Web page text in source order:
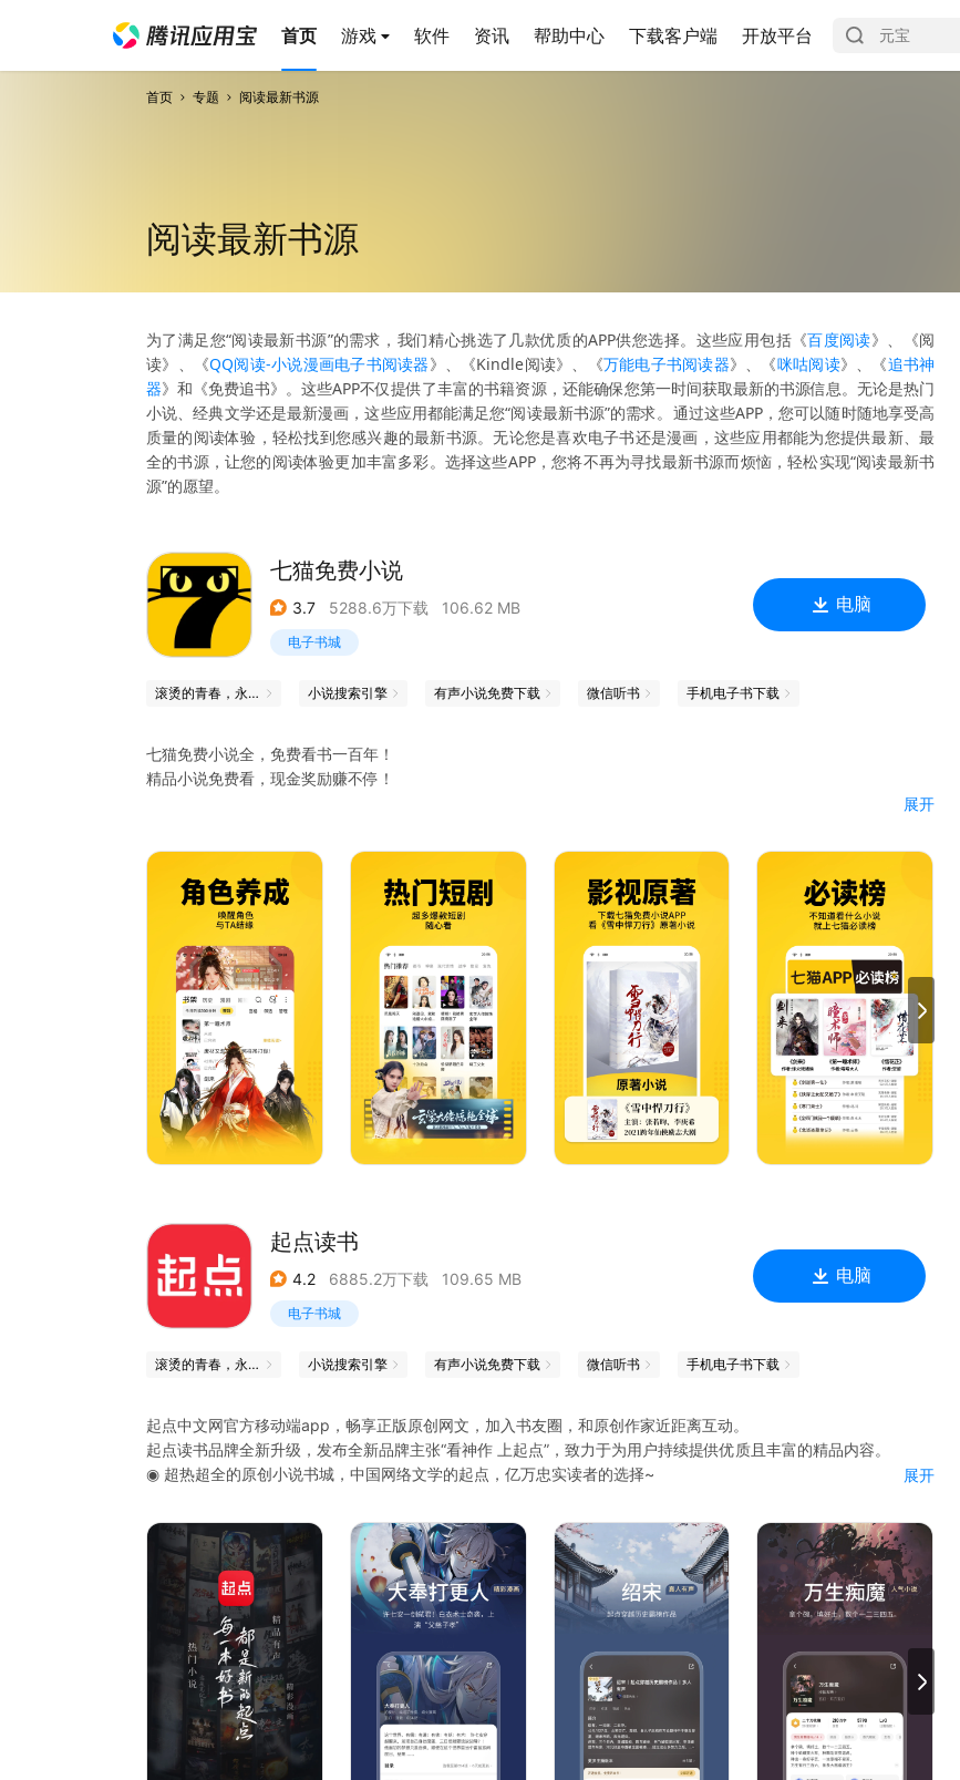
首页 游戏 软件 资讯 帮助中心 下载客户端 开放平台
首页 专题 阅读最新书源
阅读最新书源
为了满足您“阅读最新书源”的需求，我们精心挑选了几款优质的APP供您选择。这些应用包括《百度阅读》、《阅
读》、《QQ阅读-小说漫画电子书阅读器》、《Kindle阅读》、《万能电子书阅读器》、《咪咕阅读》、《追书神
器》和《免费追书》。这些APP不仅提供了丰富的书籍资源，还能确保您第一时间获取最新的书源信息。无论是热门
小说、经典文学还是最新漫画，这些应用都能满足您“阅读最新书源”的需求。通过这些APP，您可以随时随地享受高
质量的阅读体验，轻松找到您感兴趣的最新书源。无论您是喜欢电子书还是漫画，这些应用都能为您提供最新、最
全的书源，让您的阅读体验更加丰富多彩。选择这些APP，您将不再为寻找最新书源而烦恼，轻松实现“阅读最新书
源”的愿望。
七猫免费小说
3.7 5288.6万下载 106.62 MB
电子书城
电脑
滚烫的青春，永远的心跳 小说搜索引擎 有声小说免费下载 微信听书 手机电子书下载
七猫免费小说全，免费看书一百年！
精品小说免费看，现金奖励赚不停！
《南部档案》：张新成、丁禹兮携手演绎南派三叔作品！同名影视热播中！南洋档案馆是一个收集真相的部门，有
实际事物的真相，也有人和人之间的真相。真相是什么呢？不过就是：人心中究竟在想什么？
【语音朗读免费听】
语音朗读功能提供多种声音任你选择，满足你的听书需求，解放双眼，随时随地听小说，海量小说免费听！
【金币福利送不停】
通过丰富的福利任务赚取金币，金币可以快速提现！新人福利、每日签到、阅读小说可以快速获取大量金币！看小
说赚零花，金币福利等你来拿！
【邀请好友领现金】
邀请好友看小说，大额现金领不停！可立即提现，到账速度！
展开
起点读书
4.2 6885.2万下载 109.65 MB
电子书城
电脑
滚烫的青春，永远的心跳 小说搜索引擎 有声小说免费下载 微信听书 手机电子书下载
起点中文网官方移动端app，畅享正版原创网文，加入书友圈，和原创作家近距离互动。
起点读书品牌全新升级，发布全新品牌主张“看神作 上起点”，致力于为用户持续提供优质且丰富的精品内容。
◉ 超热超全的原创小说书城，中国网络文学的起点，亿万忠实读者的选择~
《万生痴魔》：来，跟着咱享福去！
《真实历史游戏：只有我知道剧情》：怎么感觉其他玩家都有些奇怪呢？
【分类齐全】全类别热门图书随心看，玄幻、奇幻、言情、仙侠、武侠、都市、历史、游戏、科幻、二次元等，给
你想要的一切！
【书单广场】不得不看的精选合辑，资深书迷倾情奉献，请允许我们拯救你的书荒；
◉ 丝般顺滑的阅读体验和百家争鸣的书评天地，让你彻底沉浸于故事的世界~
【体验至上】赏心悦目的视觉效果及轻松舒适的阅读界面，一切为你量身定制；
【大神齐聚】名家名作汇聚一堂，速来膜拜你心中的大神~作家感言让真实的大神不再遥远；
【畅所欲言】更直接的交流
展开